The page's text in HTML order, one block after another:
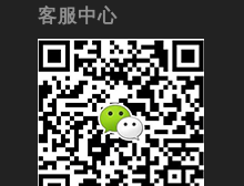
客服中心